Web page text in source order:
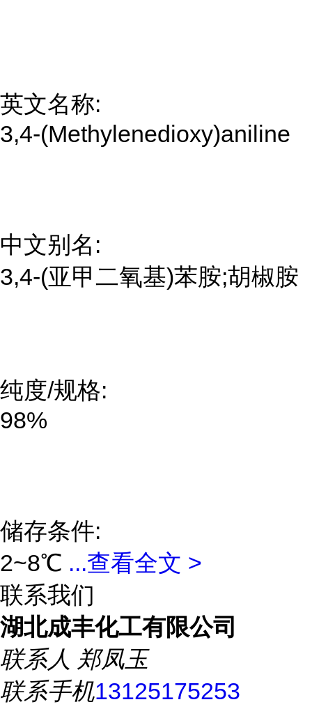
英文名称:
3,4-(Methylenedioxy)aniline
中文别名:
3,4-(亚甲二氧基)苯胺;胡椒胺
纯度/规格:
98%
储存条件:
2~8℃ ...查看全文 >
联系我们
湖北成丰化工有限公司
联系人 郑凤玉
联系手机13125175253